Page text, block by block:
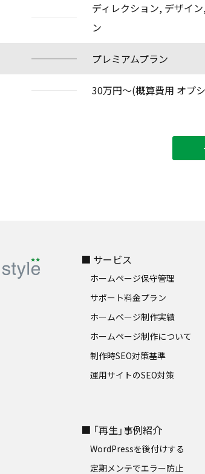
ディレクション, デザイン
ン
プレミアムプラン
30万円〜(概算費用 オプ
■ サービス
ホームページ保守管理
サポート料金プラン
ホームページ制作実績
ホームページ制作について
制作時SEO対策基準
運用サイトのSEO対策
■ 「再生」事例紹介
WordPressを後付けする
定期メンテでエラー防止